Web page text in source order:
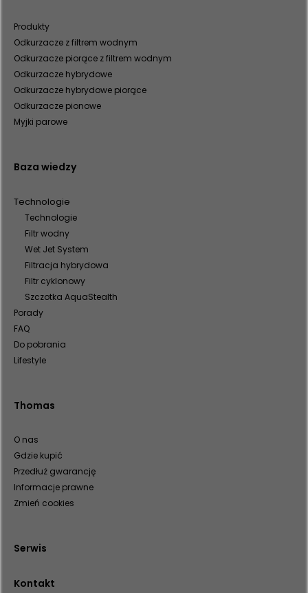
Produkty
Odkurzacze z filtrem wodnym
Odkurzacze piorące z filtrem wodnym
Odkurzacze hybrydowe
Odkurzacze hybrydowe piorące
Odkurzacze pionowe
Myjki parowe
Baza wiedzy
Technologie
Technologie
Filtr wodny
Wet Jet System
Filtracja hybrydowa
Filtr cyklonowy
Szczotka AquaStealth
Porady
FAQ
Do pobrania
Lifestyle
Thomas
O nas
Gdzie kupić
Przedłuż gwarancję
Informacje prawne
Zmień cookies
Serwis
Kontakt